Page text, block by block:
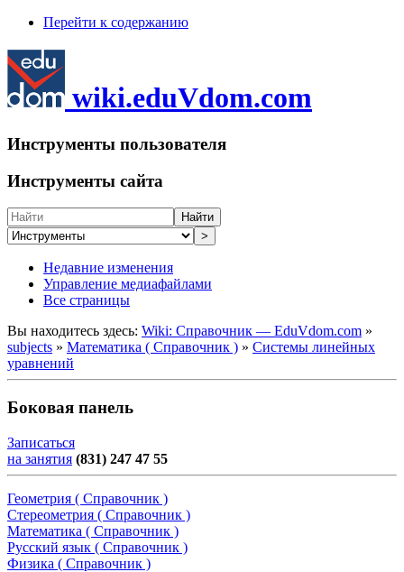
Перейти к содержанию
wiki.eduVdom.com
Инструменты пользователя
Инструменты сайта
Найти
>
Недавние изменения
Управление медиафайлами
Все страницы
Вы находитесь здесь: Wiki: Справочник — EduVdom.com »
subjects » Математика ( Справочник ) » Системы линейных
уравнений
Боковая панель
Записаться
на занятия (831) 247 47 55
Геометрия ( Справочник )
Стереометрия ( Справочник )
Математика ( Справочник )
Русский язык ( Справочник )
Физика ( Справочник )